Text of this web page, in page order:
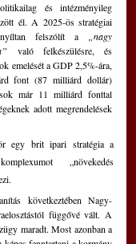
és intézményileg
él. A 2025-ös stratégiai
nyíltan felszólít a „nagy
való felkészülésre, és
emelését a GDP 2,5%-ára,
font (87 milliárd dollár)
már 11 milliárd fonttal
adott megrendelések
egy brit ipari stratégia a
„növekedés
következtében Nagy-
függővé vált. A
maradt. Most azonban a